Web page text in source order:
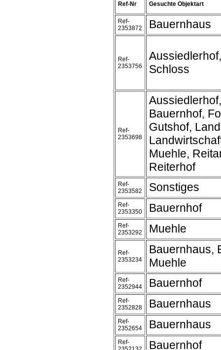
Ref-Nr Gesuchte Objektart
Ref-
2353872
Bauernhaus
Ref-
2353756
Schloss
Ref-
2353698
Bauernhof,
Gutshof,
Muehle,
Reiterhof
Ref-
2353582
Sonstiges
Ref-
2353350
Bauernhof
Ref-
2353292
Muehle
Ref-
2353234
Bauernhaus,
Muehle
Ref-
2352944
Bauernhof
Ref-
2352828
Bauernhaus
Ref-
2352654
Bauernhaus
Ref-
Bauernhof